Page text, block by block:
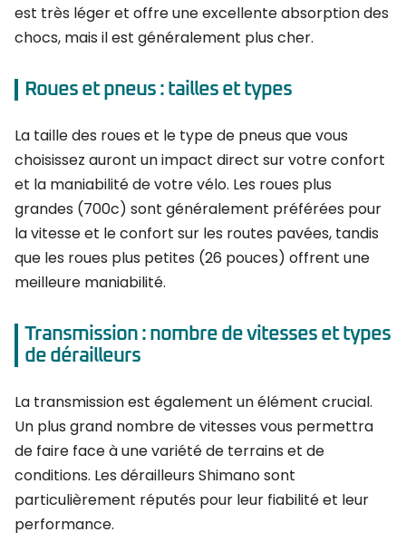
est très léger et offre une excellente absorption des
chocs, mais il est généralement plus cher.
Roues et pneus : tailles et types
La taille des roues et le type de pneus que vous
choisissez auront un impact direct sur votre confort
et la maniabilité de votre vélo. Les roues plus
grandes (700c) sont généralement préférées pour
la vitesse et le confort sur les routes pavées, tandis
que les roues plus petites (26 pouces) offrent une
meilleure maniabilité.
Transmission : nombre de vitesses et types
de dérailleurs
La transmission est également un élément crucial.
Un plus grand nombre de vitesses vous permettra
de faire face à une variété de terrains et de
conditions. Les dérailleurs Shimano sont
particulièrement réputés pour leur fiabilité et leur
performance.